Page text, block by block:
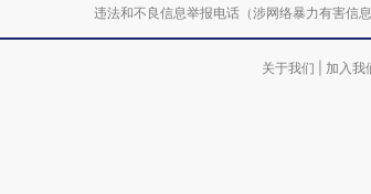
违法和不良信息举报电话（涉网络暴力有害
关于我们 加入我